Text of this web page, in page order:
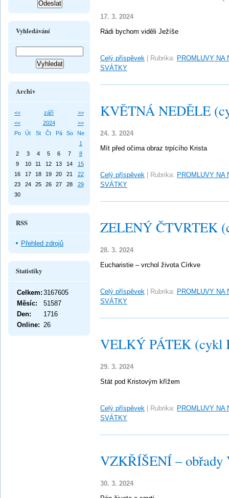
17. 3. 2024
Rádi bychom viděli Ježíše
Celý příspěvek Rubrika: PROMLUVY NA
SVÁTKY
KVĚTNÁ NEDĚLE
24. 3. 2024
Mít před očima obraz trpícího Krista
Celý příspěvek Rubrika: PROMLUVY NA
SVÁTKY
ZELENÝ ČTVRTEK
28. 3. 2024
Eucharistie – vrchol života Církve
Celý příspěvek Rubrika: PROMLUVY NA
SVÁTKY
VELKÝ PÁTEK (cykl
29. 3. 2024
Stát pod Kristovým křížem
Celý příspěvek Rubrika: PROMLUVY NA
SVÁTKY
VZKŘÍŠENÍ – obřady
30. 3. 2024
Vyhledávání
Archiv
<< září
>>
<<
2024
>>
Po
Út St Čt Pá So
Ne
1
2
3 4 5 6 7
8
9
10 11 12 13 14
15
16
17 18 19 20 21
22
23
24 25 26 27 28
29
30
RSS
Přehled zdrojů
Statistiky
Online: 26
Celkem: 3167605
Měsíc:
51587
Den:
1716